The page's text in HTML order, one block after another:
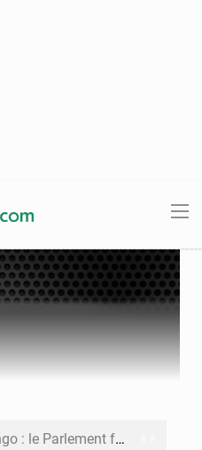
Congo : le Parlement formule 28 recommandations sur le Cadre budgétaire 2027-2029